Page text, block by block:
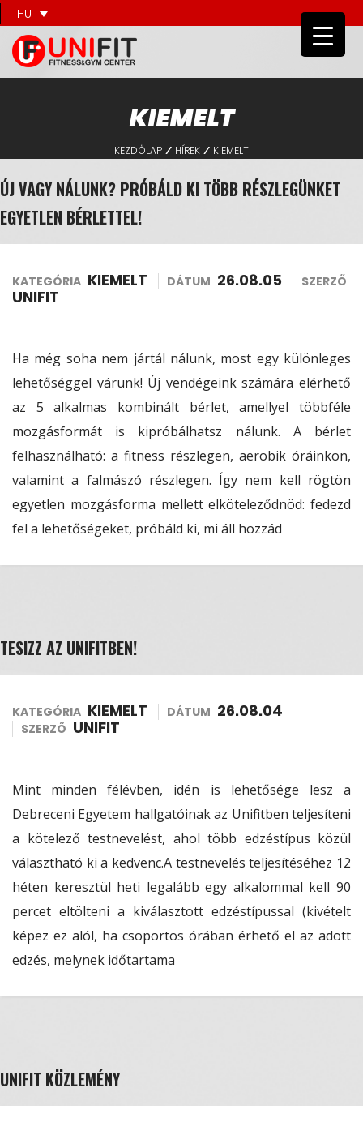
HU
KIEMELT
KEZDŐLAP / HÍREK / KIEMELT
ÚJ VAGY NÁLUNK? PRÓBÁLD KI TÖBB RÉSZLEGÜNKET
EGYETLEN BÉRLETTEL!
KATEGÓRIA KIEMELT DÁTUM 26.08.05 SZERZŐ
UNIFIT
Ha még soha nem jártál nálunk, most egy különleges
lehetőséggel várunk! Új vendégeink számára elérhető
az 5 alkalmas kombinált bérlet, amellyel többféle
mozgásformát is kipróbálhatsz nálunk. A bérlet
felhasználható: a fitness részlegen, aerobik óráinkon,
valamint a falmászó részlegen. Így nem kell rögtön
egyetlen mozgásforma mellett elköteleződnöd: fedezd
fel a lehetőségeket, próbáld ki, mi áll hozzád
TESIZZ AZ UNIFITBEN!
KATEGÓRIA KIEMELT DÁTUM 26.08.04
SZERZŐ UNIFIT
Mint minden félévben, idén is lehetősége lesz a
Debreceni Egyetem hallgatóinak az Unifitben teljesíteni
a kötelező testnevelést, ahol több edzéstípus közül
választható ki a kedvenc.A testnevelés teljesítéséhez 12
héten keresztül heti legalább egy alkalommal kell 90
percet eltölteni a kiválasztott edzéstípussal (kivételt
képez ez alól, ha csoportos órában érhető el az adott
edzés, melynek időtartama
UNIFIT KÖZLEMÉNY